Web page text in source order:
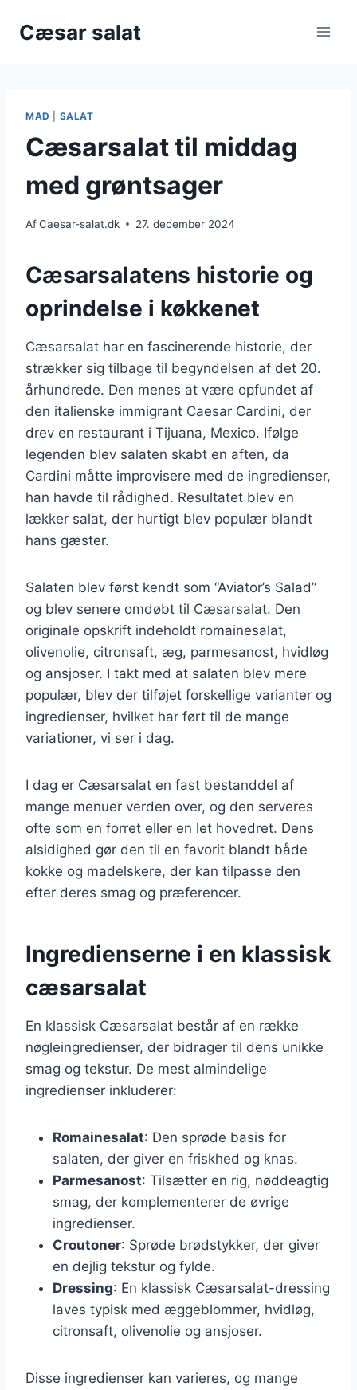
Cæsar salat
MAD SALAT
Cæsarsalat til middag
med grøntsager
AfCaesar-salat.dk 27. december 2024
Cæsarsalatens historie og
oprindelse i køkkenet
Cæsarsalat har en fascinerende historie, der
strækker sig tilbage til begyndelsen af det 20.
århundrede. Den menes at være opfundet af
den italienske immigrant Caesar Cardini, der
drev en restaurant i Tijuana, Mexico. Ifølge
legenden blev salaten skabt en aften, da
Cardini måtte improvisere med de ingredienser,
han havde til rådighed. Resultatet blev en
lækker salat, der hurtigt blev populær blandt
hans gæster.
Salaten blev først kendt som “Aviator’s Salad”
og blev senere omdøbt til Cæsarsalat. Den
originale opskrift indeholdt romainesalat,
olivenolie, citronsaft, æg, parmesanost, hvidløg
og ansjoser. I takt med at salaten blev mere
populær, blev der tilføjet forskellige varianter og
ingredienser, hvilket har ført til de mange
variationer, vi ser i dag.
I dag er Cæsarsalat en fast bestanddel af
mange menuer verden over, og den serveres
ofte som en forret eller en let hovedret. Dens
alsidighed gør den til en favorit blandt både
kokke og madelskere, der kan tilpasse den
efter deres smag og præferencer.
Ingredienserne i en klassisk
cæsarsalat
En klassisk Cæsarsalat består af en række
nøgleingredienser, der bidrager til dens unikke
smag og tekstur. De mest almindelige
ingredienser inkluderer:
Romainesalat: Den sprøde basis for
salaten, der giver en friskhed og knas.
Parmesanost: Tilsætter en rig, nøddeagtig
smag, der komplementerer de øvrige
ingredienser.
Croutoner: Sprøde brødstykker, der giver
en dejlig tekstur og fylde.
Dressing: En klassisk Cæsarsalat-dressing
laves typisk med æggeblommer, hvidløg,
citronsaft, olivenolie og ansjoser.
Disse ingredienser kan varieres, og mange